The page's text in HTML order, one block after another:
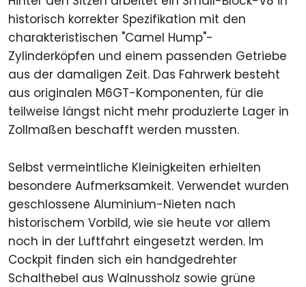
historisch korrekter Spezifikation mit den
charakteristischen "Camel Hump"-
Zylinderköpfen und einem passenden Getriebe
aus der damaligen Zeit. Das Fahrwerk besteht
aus originalen M6GT-Komponenten, für die
teilweise längst nicht mehr produzierte Lager in
Zollmaßen beschafft werden mussten.
Selbst vermeintliche Kleinigkeiten erhielten
besondere Aufmerksamkeit. Verwendet wurden
geschlossene Aluminium-Nieten nach
historischem Vorbild, wie sie heute vor allem
noch in der Luftfahrt eingesetzt werden. Im
Cockpit finden sich ein handgedrehter
Schalthebel aus Walnussholz sowie grüne